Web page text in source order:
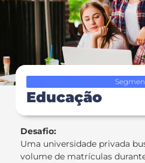
Educação
Desafio:
Uma universidade privada
volume de matrículas